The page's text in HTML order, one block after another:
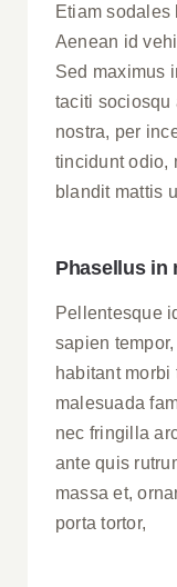
Etiam sodales
Aenean id
Sed maximus
taciti sociosqu
nostra, per
tincidunt odio,
blandit mattis
Phasellus in
Pellentesque
sapien
habitant
malesuada
nec fringilla
ante quis
massa et,
porta tortor,